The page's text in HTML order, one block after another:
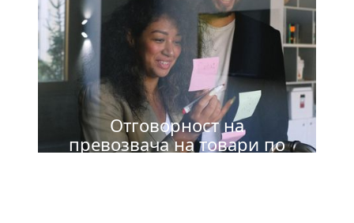
Отговорност на
превозвача на товари по